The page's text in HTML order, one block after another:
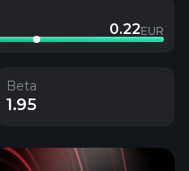
0.22EUR
Beta
1.95